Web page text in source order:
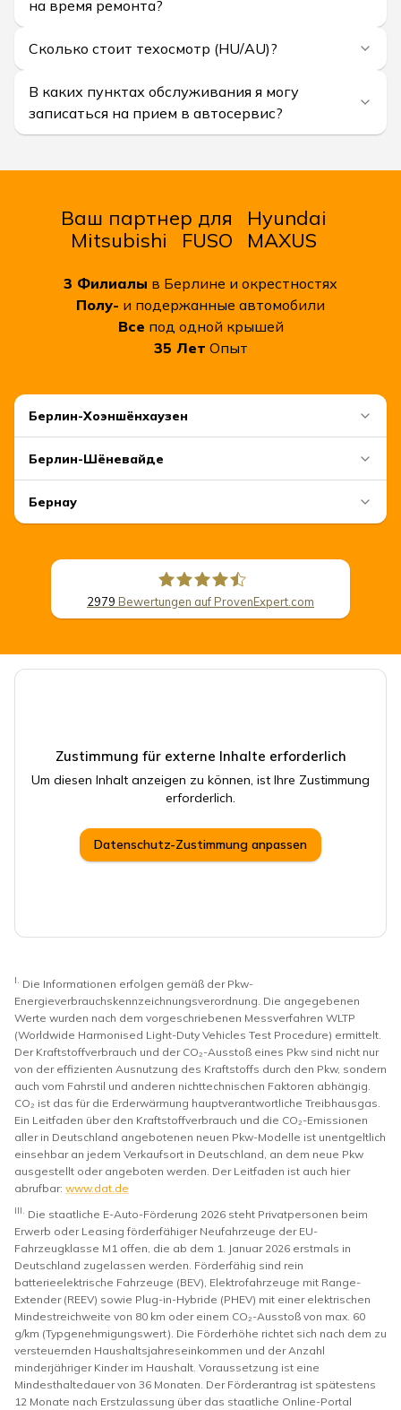
на время ремонта?
Сколько стоит техосмотр (HU/AU)?
В каких пунктах обслуживания я могу
записаться на прием в автосервис?
Ваш партнер для
Hyundai
Mitsubishi
FUSO MAXUS
3 Филиалы в Берлине и окрестностях
Полу- и подержанные автомобили
Все под одной крышей
35 Лет Опыт
Берлин-Хоэншёнхаузен
Берлин-Шёневайде
Бернау
2979 Bewertungen auf ProvenExpert.com
Zustimmung für externe Inhalte erforderlich
Um diesen Inhalt anzeigen zu können, ist Ihre Zustimmung
erforderlich.
Datenschutz-Zustimmung anpassen
I. Die Informationen erfolgen gemäß der Pkw-
Energieverbrauchskennzeichnungsverordnung. Die angegebenen
Werte wurden nach dem vorgeschriebenen Messverfahren WLTP
(Worldwide Harmonised Light-Duty Vehicles Test Procedure) ermittelt.
Der Kraftstoffverbrauch und der CO₂-Ausstoß eines Pkw sind nicht nur
von der effizienten Ausnutzung des Kraftstoffs durch den Pkw, sondern
auch vom Fahrstil und anderen nichttechnischen Faktoren abhängig.
CO₂ ist das für die Erderwärmung hauptverantwortliche Treibhausgas.
Ein Leitfaden über den Kraftstoffverbrauch und die CO₂-Emissionen
aller in Deutschland angebotenen neuen Pkw-Modelle ist unentgeltlich
einsehbar an jedem Verkaufsort in Deutschland, an dem neue Pkw
ausgestellt oder angeboten werden. Der Leitfaden ist auch hier
abrufbar: www.dat.de
III. Die staatliche E-Auto-Förderung 2026 steht Privatpersonen beim
Erwerb oder Leasing förderfähiger Neufahrzeuge der EU-
Fahrzeugklasse M1 offen, die ab dem 1. Januar 2026 erstmals in
Deutschland zugelassen werden. Förderfähig sind rein
batterieelektrische Fahrzeuge (BEV), Elektrofahrzeuge mit Range-
Extender (REEV) sowie Plug-in-Hybride (PHEV) mit einer elektrischen
Mindestreichweite von 80 km oder einem CO₂-Ausstoß von max. 60
g/km (Typgenehmigungswert). Die Förderhöhe richtet sich nach dem zu
versteuernden Haushaltsjahreseinkommen und der Anzahl
minderjähriger Kinder im Haushalt. Voraussetzung ist eine
Mindesthaltedauer von 36 Monaten. Der Förderantrag ist spätestens
12 Monate nach Erstzulassung über das staatliche Online-Portal